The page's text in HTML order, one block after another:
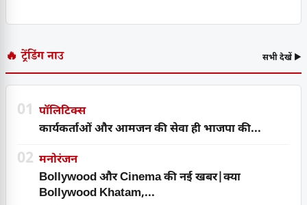
🔥 ट्रेंडिंग नाउ सभी देखें ▶
01 पॉलिटिक्स
कार्यकर्ताओं और आमजन की सेवा ही भाजपा की...
02 मनोरंजन
Bollywood और Cinema की नई खबर|क्या
Bollywood Khatam,...